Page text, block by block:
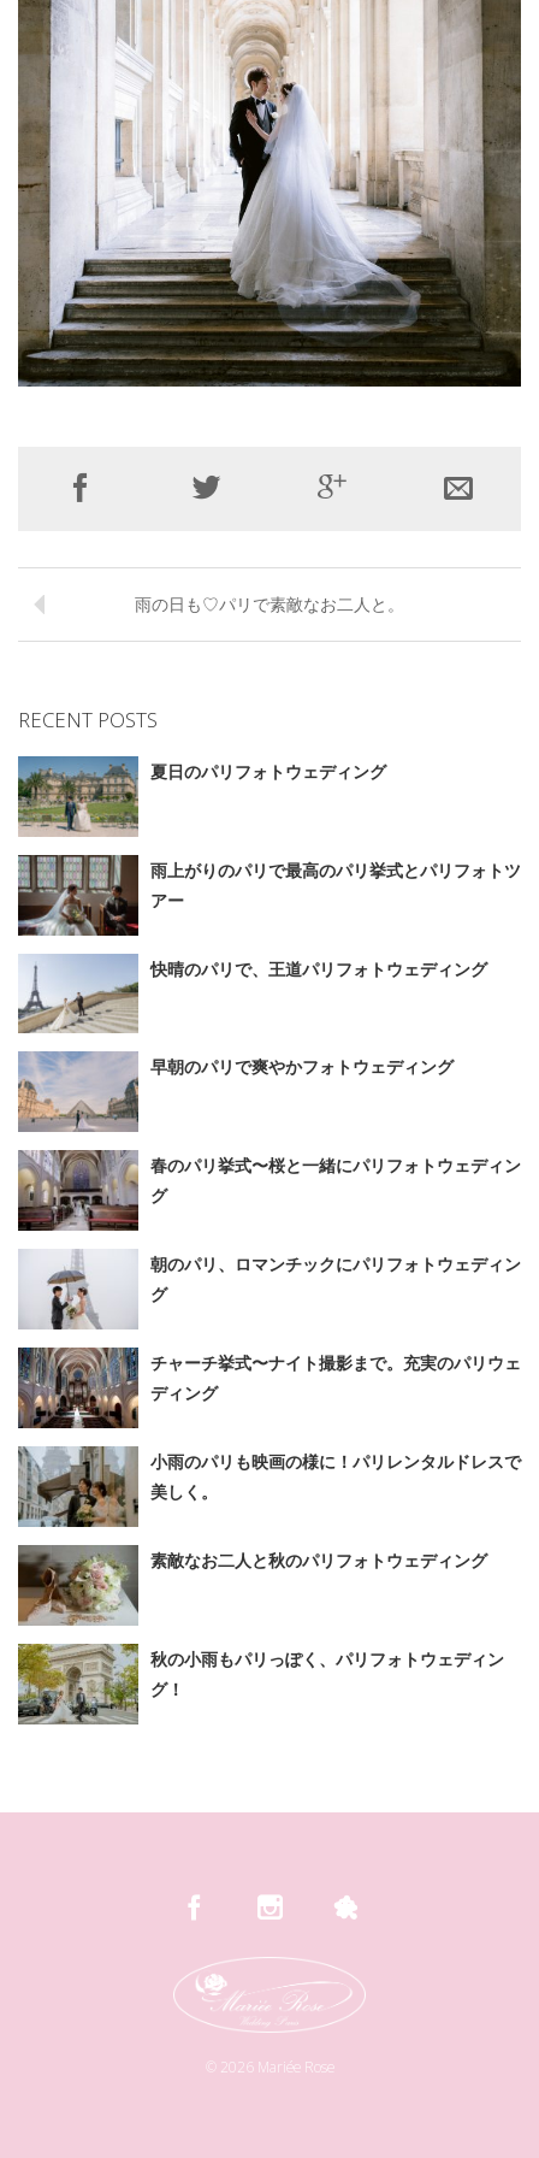
雨の日も♡パリで素敵なお二人と。
RECENT POSTS
夏日のパリフォトウェディング
雨上がりのパリで最高のパリ挙式とパリフォトツ
アー
快晴のパリで、王道パリフォトウェディング
早朝のパリで爽やかフォトウェディング
春のパリ挙式〜桜と一緒にパリフォトウェディン
グ
朝のパリ、ロマンチックにパリフォトウェディン
グ
チャーチ挙式〜ナイト撮影まで。充実のパリウェ
ディング
小雨のパリも映画の様に！パリレンタルドレスで
美しく。
素敵なお二人と秋のパリフォトウェディング
秋の小雨もパリっぽく、パリフォトウェディン
グ！
© 2026Mariée Rose